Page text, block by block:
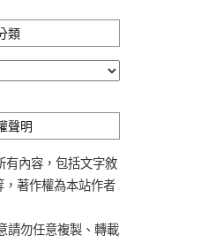
類
聲明
有內容，包括文字敘
著作權為本站作者
請勿任意複製、轉載